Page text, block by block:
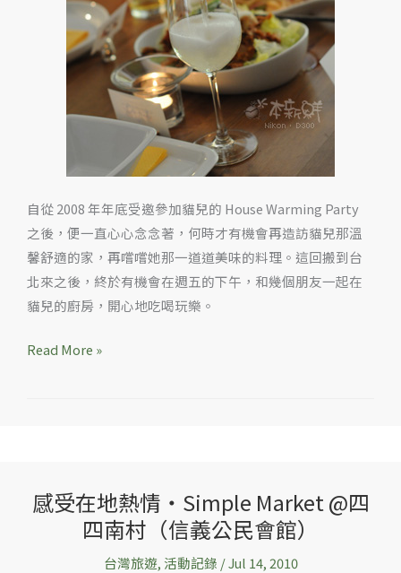
自從 2008 年年底受邀參加貓兒的 House Warming Party
之後，便一直心心念念著，何時才有機會再造訪貓兒那溫
馨舒適的家，再嚐嚐她那一道道美味的料理。這回搬到台
北來之後，終於有機會在週五的下午，和幾個朋友一起在
貓兒的廚房，開心地吃喝玩樂。
Read More »
感受在地熱情‧Simple Market @四
四南村（信義公民會館）
台灣旅遊, 活動記錄 /Jul 14, 2010
感